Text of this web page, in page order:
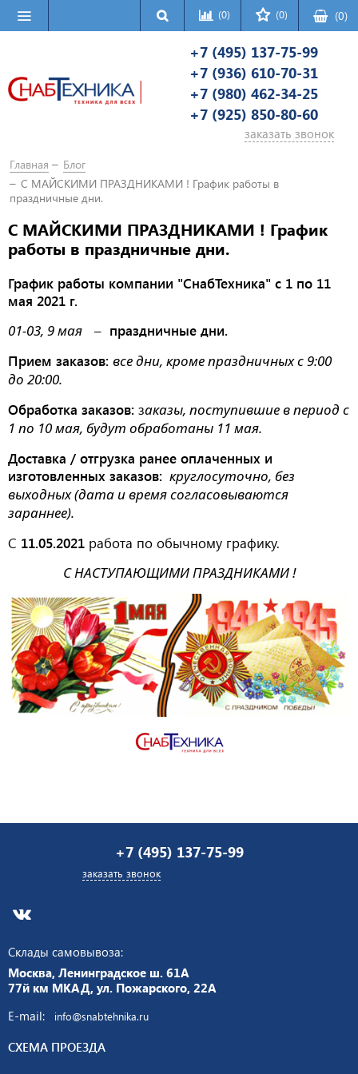
(0) (0) (0)
+7 (495) 137-75-99
+7 (936) 610-70-31
+7 (980) 462-34-25
+7 (925) 850-80-60
заказать звонок
Главная
Блог
С МАЙСКИМИ ПРАЗДНИКАМИ ! График работы в
праздничные дни.
С МАЙСКИМИ ПРАЗДНИКАМИ ! График
работы в праздничные дни.
График работы компании "СнабТехника" с 1 по 11
мая 2021 г.
01-03, 9 мая – праздничные дни.
Прием заказов: все дни, кроме праздничныхс 9:00
до 20:00.
Обработка заказов: заказы, поступившие в период с
1 по 10 мая, будут обработаны 11 мая.
Доставка / отгрузка ранее оплаченных и
изготовленных заказов: круглосуточно, без
выходных (дата и время согласовываются
зараннее).
С 11.05.2021 работа по обычному графику.
С НАСТУПАЮЩИМИ ПРАЗДНИКАМИ !
+7 (495) 137-75-99
заказать звонок
Склады самовывоза:
Москва, Ленинградское ш. 61А
77й км МКАД, ул. Пожарского, 22А
E-mail:
info@snabtehnika.ru
СХЕМА ПРОЕЗДА